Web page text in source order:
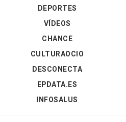
DEPORTES
VÍDEOS
CHANCE
CULTURAOCIO
DESCONECTA
EPDATA.ES
INFOSALUS